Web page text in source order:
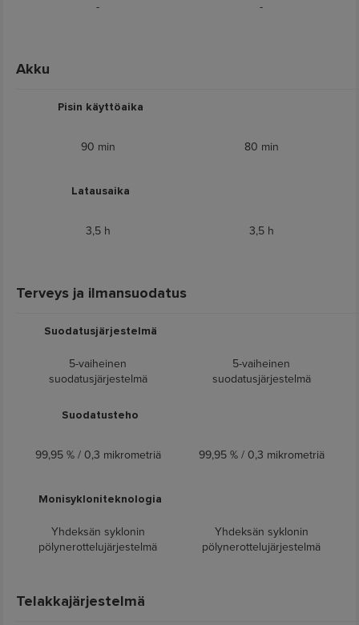
Akku
Pisin käyttöaika
Latausaika
Terveys ja ilmansuodatus
Suodatusjärjestelmä
Suodatusteho
Monisykloniteknologia
Telakkajärjestelmä
-
90 min
3,5 h
5-vaiheinen
suodatusjärjestelmä
99,95 % / 0,3 mikrometriä
Yhdeksän syklonin
pölynerottelujärjestelmä
-
80 min
3,5 h
5-vaiheinen
suodatusjärjestelmä
99,95 % / 0,3 mikrometriä
Yhdeksän syklonin
pölynerottelujärjestelmä